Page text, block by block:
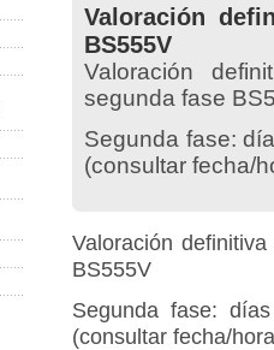
Valoración
BS555V
Valoración
segunda fase
Segunda fase:
(consultar fecha/
Valoración
BS555V
Segunda fase:
(consultar fecha/